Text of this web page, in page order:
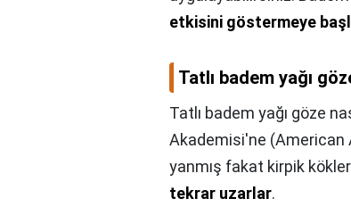
etkisini göstermeye
Tatlı badem yağı
Tatlı badem yağı göze
Akademisi'ne (American
yanmış fakat kirpik
tekrar uzarlar.